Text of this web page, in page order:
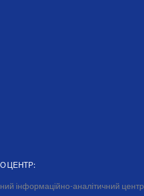
ЦЕНТР:
інформаційно-аналітичний центр